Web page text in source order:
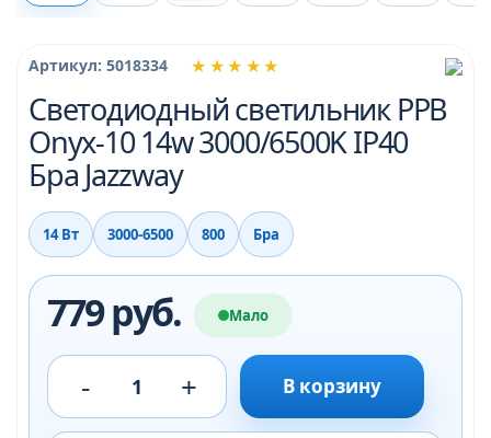
★★★★★
Артикул: 5018334
Светодиодный светильник PPB
Onyx-10 14w 3000/6500K IP40
Бра Jazzway
14 Вт 3000-6500 800 Бра
779 руб. Мало
- 1 + В корзину